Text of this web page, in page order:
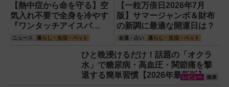
来がわが家にやっ
てきた！【なぜな
ぜ期対策にも】
タイム翻訳に使え
て8万円台！
100円くじ購入に
最適な開運日は？
【熱中症から命を守る】空
気入れ不要で全身を冷やす
『ワンタッチアイスバ
ス』。子どもたちのスポー
ツ現場に1台置くべき理由
ニュース 暮らし・生活・ペット
【一粒万倍日2026年7月
版】サマージャンボ＆財布
の新調に最適な開運日は？
金運・占い 暮らし・生活・ペット
ひと晩浸けるだけ！話題の「オクラ
水」で糖尿病・高血圧・関節痛を撃
退する簡単習慣【2026年最新版】
レビュー 健康